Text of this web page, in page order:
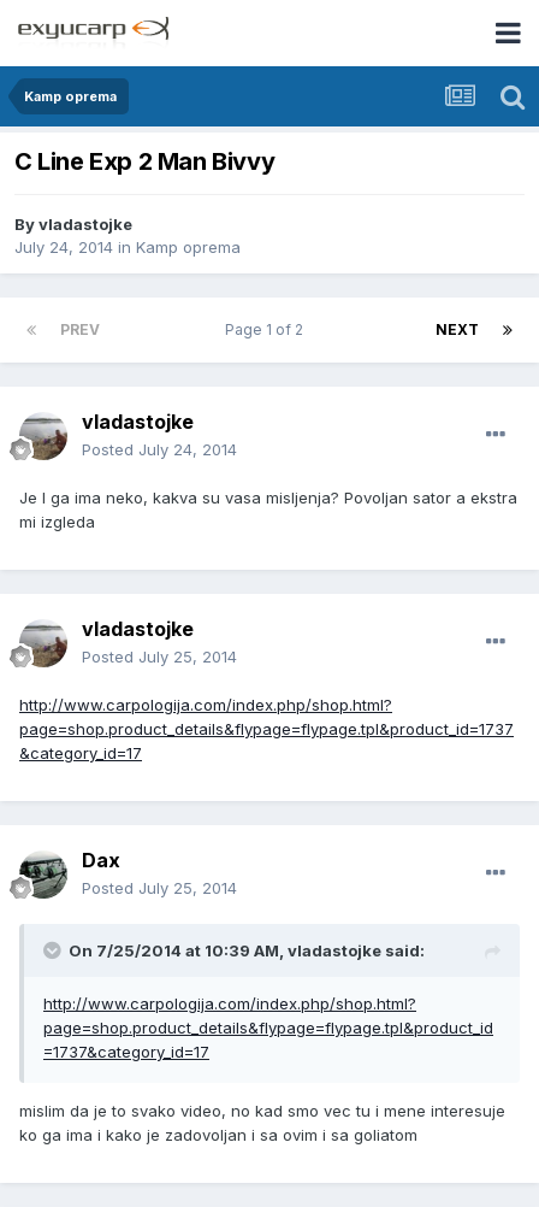
Kamp oprema
C Line Exp 2 Man Bivvy
Byvladastojke
July 24, 2014 in Kamp oprema
PREV NEXT
Page 1 of 2
vladastojke
Posted July 24, 2014
Je l ga ima neko, kakva su vasa misljenja? Povoljan sator a ekstra
mi izgleda
vladastojke
Posted July 25, 2014
http://www.carpologija.com/index.php/shop.html?
page=shop.product_details&flypage=flypage.tpl&product_id=1737
&category_id=17
Dax
Posted July 25, 2014
On 7/25/2014 at 10:39 AM, vladastojke said:
http://www.carpologija.com/index.php/shop.html?
page=shop.product_details&flypage=flypage.tpl&product_id
=1737&category_id=17
mislim da je to svako video, no kad smo vec tu i mene interesuje
ko ga ima i kako je zadovoljan i sa ovim i sa goliatom